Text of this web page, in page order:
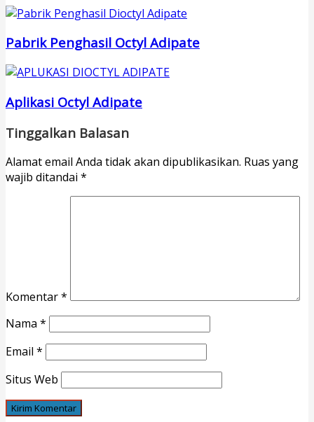
Pabrik Penghasil Octyl Adipate
Aplikasi Octyl Adipate
Tinggalkan Balasan
Alamat email Anda tidak akan dipublikasikan. Ruas yang
wajib ditandai *
Komentar*
Nama *
Email *
Situs Web